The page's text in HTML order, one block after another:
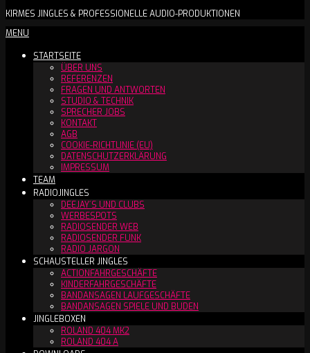
DCW
BOOKINGS™
KIRMES JINGLES & PROFESSIONELLE AUDIO-PRODUKTIONEN
Secondary
Menu
MENU
STARTSEITE
ÜBER UNS
REFERENZEN
FRAGEN UND ANTWORTEN
STUDIO & TECHNIK
SPRECHER JOBS
KONTAKT
AGB
COOKIE-RICHTLINIE (EU)
DATENSCHUTZERKLÄRUNG
IMPRESSUM
TEAM
RADIOJINGLES
DEEJAY´S UND CLUBS
WERBESPOTS
RADIOSENDER WEB
RADIOSENDER FUNK
RADIO JARGON
SCHAUSTELLER JINGLES
ACTIONFAHRGESCHÄFTE
KINDERFAHRGESCHÄFTE
BANDANSAGEN LAUFGESCHÄFTE
BANDANSAGEN SPIELE UND BUDEN
JINGLEBOXEN
ROLAND 404 MK2
ROLAND 404 A